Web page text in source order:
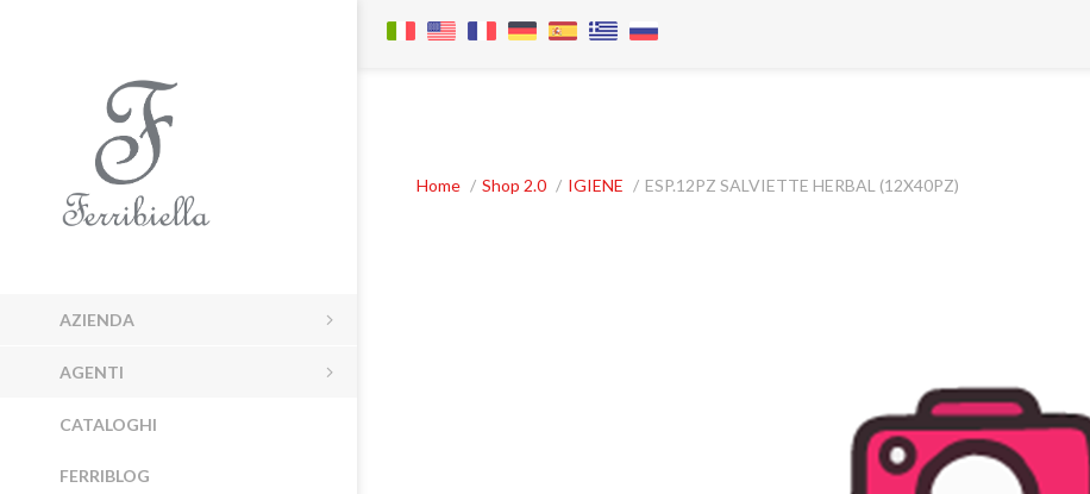
AZIENDA
AGENTI
CATALOGHI
FERRIBLOG
Home / Shop 2.0 / IGIENE / ESP.12PZ SALVIETTE HERBAL (12X40PZ)